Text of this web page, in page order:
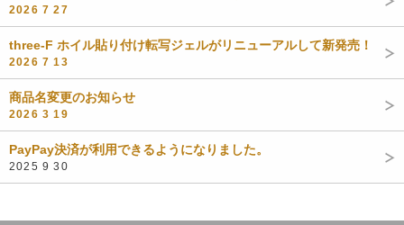
2026 7 27
three-F ホイル貼り付け転写ジェルがリニューアルして新発売！
2026 7 13
商品名変更のお知らせ
2026 3 19
PayPay決済が利用できるようになりました。
2025 9 30